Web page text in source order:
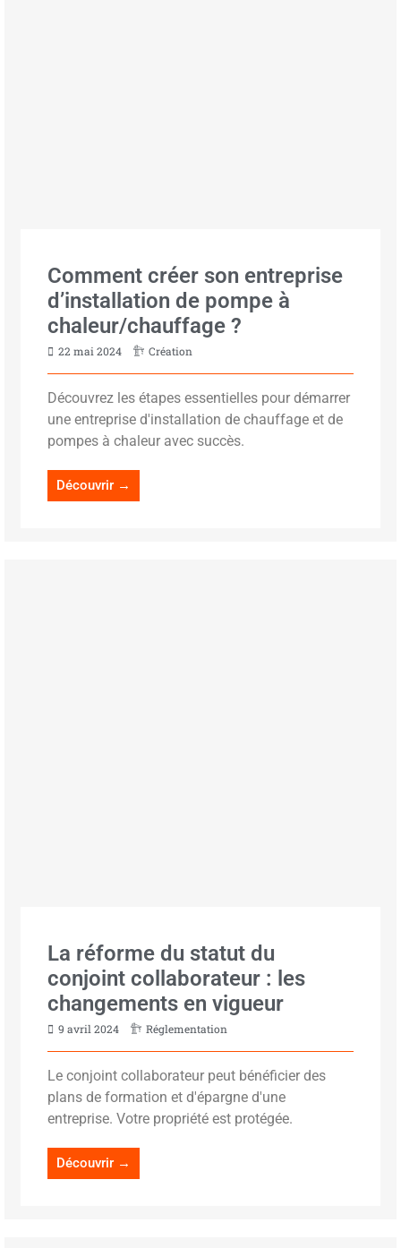
Comment créer son entreprise
d’installation de pompe à
chaleur/chauffage ?
22 mai 2024 Création
Découvrez les étapes essentielles pour démarrer
une entreprise d'installation de chauffage et de
pompes à chaleur avec succès.
Découvrir →
La réforme du statut du
conjoint collaborateur : les
changements en vigueur
9 avril 2024 Réglementation
Le conjoint collaborateur peut bénéficier des
plans de formation et d'épargne d'une
entreprise. Votre propriété est protégée.
Découvrir →